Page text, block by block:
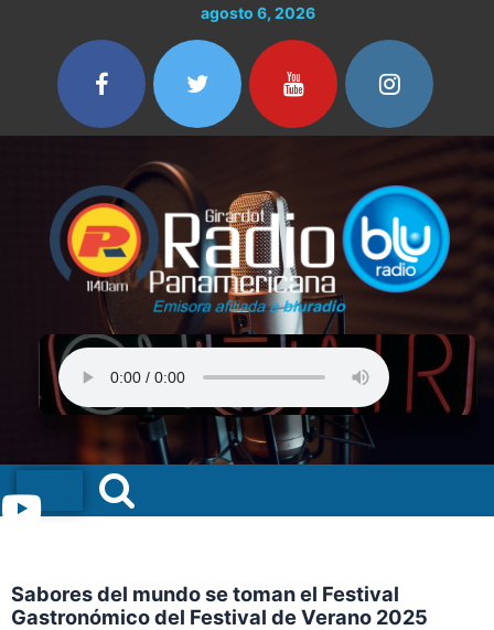
contenido
agosto 6, 2026
Menu
Sabores del mundo se toman el Festival
Gastronómico del Festival de Verano 2025